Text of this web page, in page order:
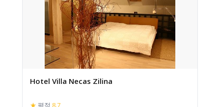
Hotel Villa Necas Zilina
★ 평점 8.7